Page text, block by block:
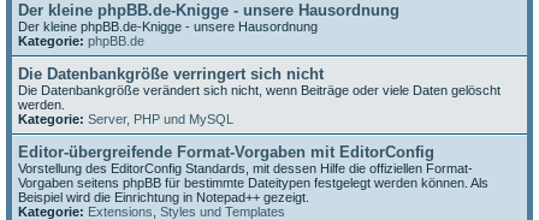
Der kleine phpBB.de-Knigge - unsere Hausordnung
Der kleine phpBB.de-Knigge - unsere Hausordnung
Kategorie: phpBB.de
Die Datenbankgröße verringert sich nicht
Die Datenbankgröße verändert sich nicht, wenn Beiträge oder viele Daten gelöscht
werden.
Kategorie: Server, PHP und MySQL
Editor-übergreifende Format-Vorgaben mit EditorConfig
Vorstellung des EditorConfig Standards, mit dessen Hilfe die offiziellen Format-
Vorgaben seitens phpBB für bestimmte Dateitypen festgelegt werden können. Als
Beispiel wird die Einrichtung in Notepad++ gezeigt.
Kategorie: Extensions Styles und Templates